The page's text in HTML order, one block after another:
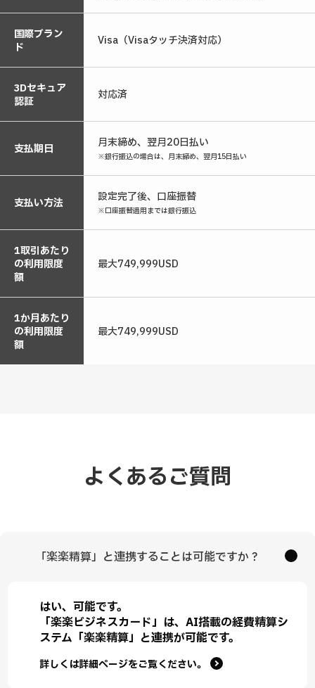
国際ブラン
ド
Visa（Visaタッチ決済対応）
3Dセキュア
認証
対応済
支払期日 月末締め、翌月20日払い
※銀行振込の場合は、月末締め、翌月15日払い
支払い方法 設定完了後、口座振替
※口座振替適用までは銀行振込
1取引あたり
の利用限度
額
最大749,999USD
1か月あたり
の利用限度
額
最大749,999USD
よくあるご質問
「楽楽精算」と連携することは可能ですか？
はい、可能です。
「楽楽ビジネスカード」は、AI搭載の経費精算シ
ステム「楽楽精算」と連携が可能です。
詳しくは詳細ページをご覧ください。